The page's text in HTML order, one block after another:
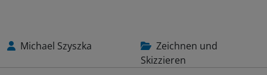
Michael Szyszka
Zeichnen und
Skizzieren